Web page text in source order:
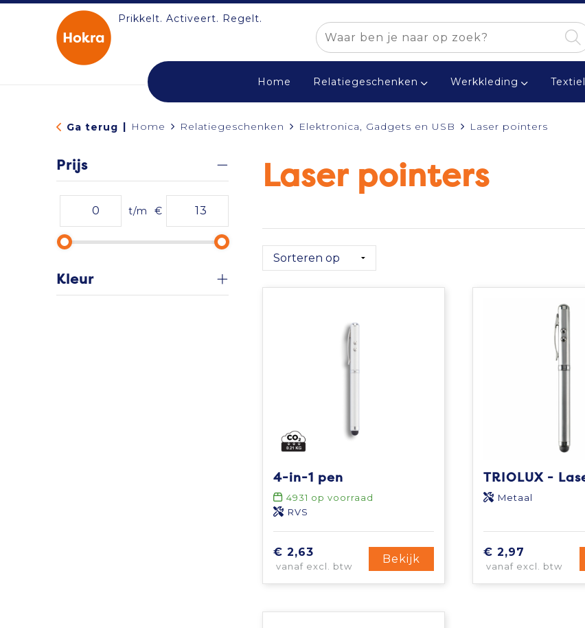
Prikkelt. Activeert. Regelt.
Home Relatiegeschenken Werkkleding Textiel
Ga terug | Home Relatiegeschenken Elektronica, Gadgets en USB Laser pointers
Prijs
t/m €
Kleur
Laser pointers
4-in-1 pen
4931 op voorraad
RVS
€ 2,63
vanaf excl. btw
Bekijk
Metaal
€ 2,97
vanaf excl. btw